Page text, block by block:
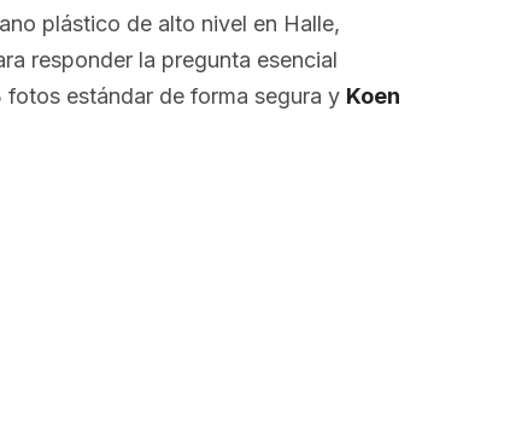
plástico de alto nivel en Halle,
responder la pregunta esencial
estándar de forma segura y Koen